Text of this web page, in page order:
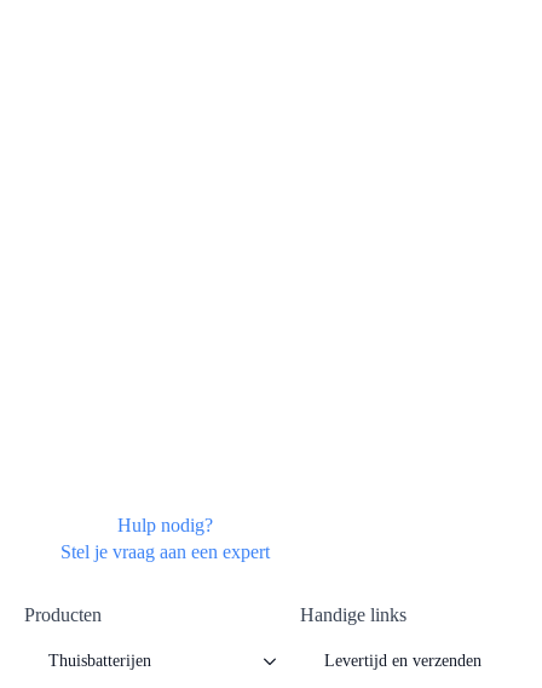
Hulp nodig?
Stel je vraag aan een expert
Producten
Thuisbatterijen
Handige links
Levertijd en verzenden